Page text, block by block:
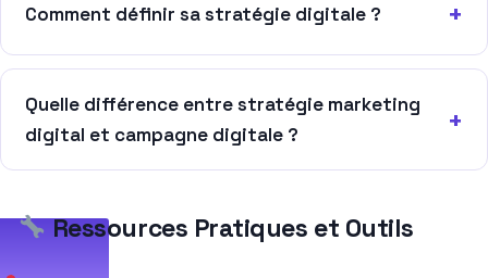
Comment définir sa stratégie digitale ?
Quelle différence entre stratégie marketing
digital et campagne digitale ?
Ressources Pratiques et Outils